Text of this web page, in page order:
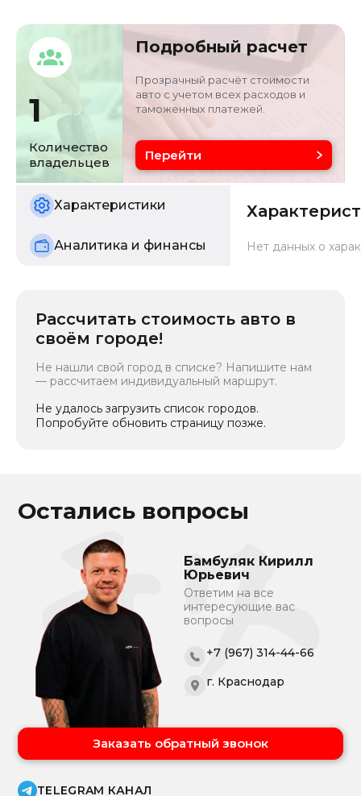
Кузов
седан/хэтчбек
LGBH92E02PY35753
Объём двигателя
1.6 л
Цвет
Состояние
б/у
1
Количество
владельцев
Подробный расчет
Прозрачный расчёт стоимости
авто с учетом всех расходов и
таможенных платежей.
Перейти
Характеристики
Аналитика и финансы Нет данных о
Рассчитать стоимость авто в
своём городе!
Не нашли свой город в списке? Напишите нам
— рассчитаем индивидуальный маршрут.
Не удалось загрузить список городов.
Попробуйте обновить страницу позже.
Остались вопросы
Бамбуляк Кирилл
Юрьевич
Ответим на все
интересующие вас
вопросы
+7 (967) 314-44-66
г. Краснодар
Заказать обратный звонок
TELEGRAM КАНАЛ